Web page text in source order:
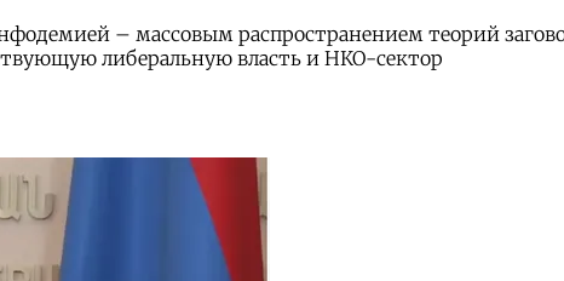
– массовым распространением теорий
либеральную власть и НКО-сектор